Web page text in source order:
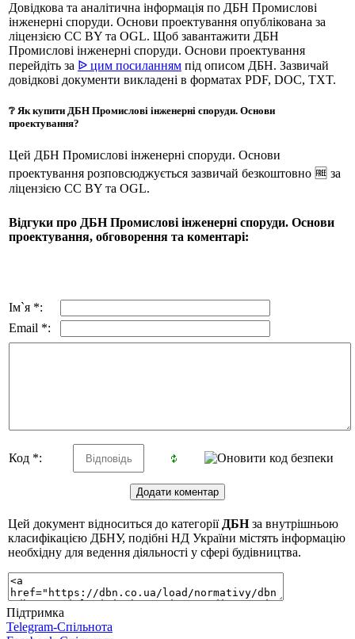
Довідкова та аналітична інформація по ДБН Промислові
інженерні споруди. Основи проектування опублікована за
ліцензією CC BY та OGL. Щоб завантажити ДБН
Промислові інженерні споруди. Основи проектування
перейдіть за ᐉ цим посиланням під описом ДБН. Зазвичай
довідкові документи викладені в форматах PDF, DOC, TXT.
❔ Як купити ДБН Промислові інженерні споруди. Основи
проектування?
Цей ДБН Промислові інженерні споруди. Основи
проектування розповсюджується зазвичай безкоштовно 🆓 за
ліцензією CC BY та OGL.
Відгуки про ДБН Промислові інженерні споруди. Основи
проектування, обговорення та коментарі:
Ім`я *:
Email *:
Код *:
Цей документ відноситься до категорії ДБНза внутрішньою
класифікацією ДБНУ, подібні НД України містять інформацію
необхідну для ведення діяльності у сфері будівництва.
Підтримка
Telegram-Спільнота